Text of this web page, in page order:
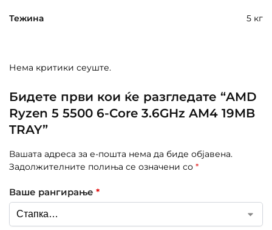
Тежина 5 кг
Нема критики сеуште.
Бидете први кои ќе разгледате “AMD
Ryzen 5 5500 6-Core 3.6GHz AM4 19MB
TRAY”
Вашата адреса за е-пошта нема да биде објавена.
Задолжителните полиња се означени со *
Ваше рангирање *